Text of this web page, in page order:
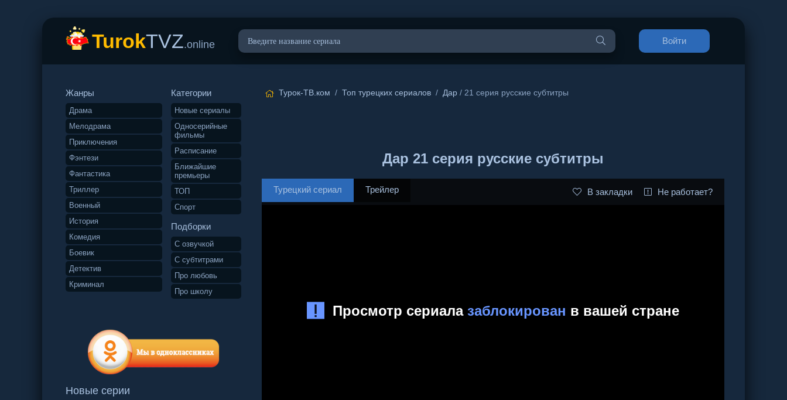
TurokTVZ.online Войти
Жанры
Драма
Мелодрама
Приключения
Фэнтези
Фантастика
Триллер
Военный
История
Комедия
Боевик
Детектив
Криминал
Категории
Новые сериалы
Односерийные
фильмы
Расписание
Ближайшие
премьеры
ТОП
Спорт
Подборки
С озвучкой
С субтитрами
Про любовь
Про школу
Новые серии
Турок-ТВ.ком / Топ турецких сериалов / Дар / 21 серия русские субтитры
Дар 21 серия русские субтитры
Турецкий сериал Трейлер В закладки Не работает?